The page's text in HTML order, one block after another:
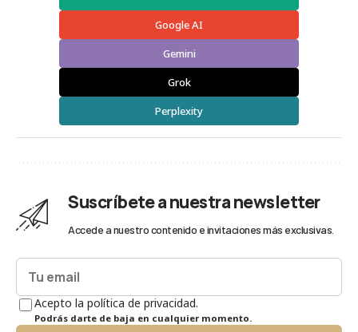
Google AI
Gemini
Grok
Perplexity
Suscríbete a nuestra newsletter
Accede a nuestro contenido e invitaciones más exclusivas.
Acepto la política de privacidad.
Podrás darte de baja en cualquier momento.